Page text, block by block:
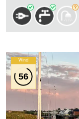
Wind
56